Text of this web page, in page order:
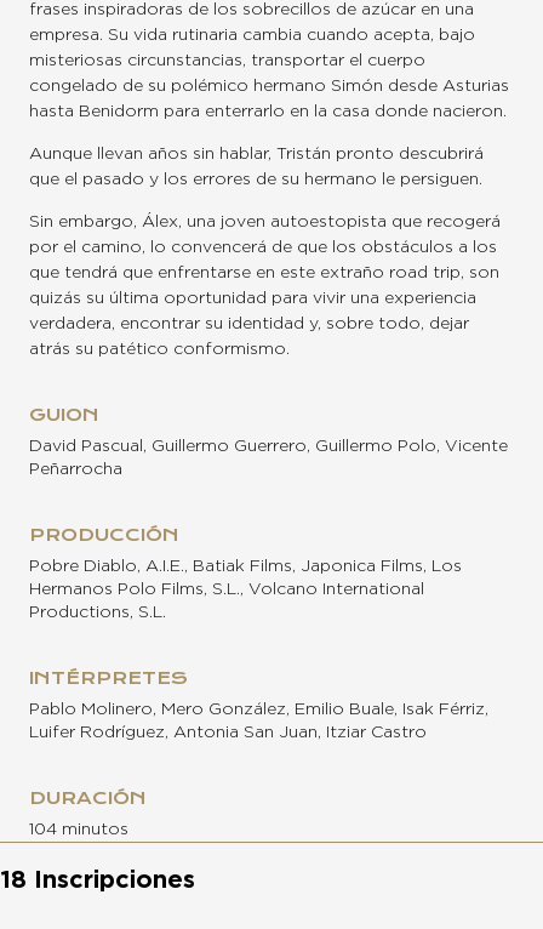
frases inspiradoras de los sobrecillos de azúcar en una
empresa. Su vida rutinaria cambia cuando acepta, bajo
misteriosas circunstancias, transportar el cuerpo
congelado de su polémico hermano Simón desde Asturias
hasta Benidorm para enterrarlo en la casa donde nacieron.
Aunque llevan años sin hablar, Tristán pronto descubrirá
que el pasado y los errores de su hermano le persiguen.
Sin embargo, Álex, una joven autoestopista que recogerá
por el camino, lo convencerá de que los obstáculos a los
que tendrá que enfrentarse en este extraño road trip, son
quizás su última oportunidad para vivir una experiencia
verdadera, encontrar su identidad y, sobre todo, dejar
atrás su patético conformismo.
GUION
David Pascual, Guillermo Guerrero, Guillermo Polo, Vicente
Peñarrocha
PRODUCCIÓN
Pobre Diablo, A.I.E., Batiak Films, Japonica Films, Los
Hermanos Polo Films, S.L., Volcano International
Productions, S.L.
INTÉRPRETES
Pablo Molinero, Mero González, Emilio Buale, Isak Férriz,
Luifer Rodríguez, Antonia San Juan, Itziar Castro
DURACIÓN
104 minutos
18 Inscripciones